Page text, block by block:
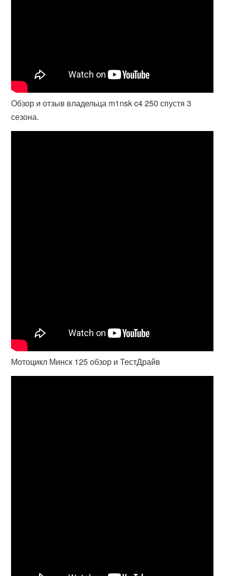
Обзор и отзыв владельца m1nsk c4 250 спустя 3
сезона.
Мотоцикл Минск 125 обзор и ТестДрайв